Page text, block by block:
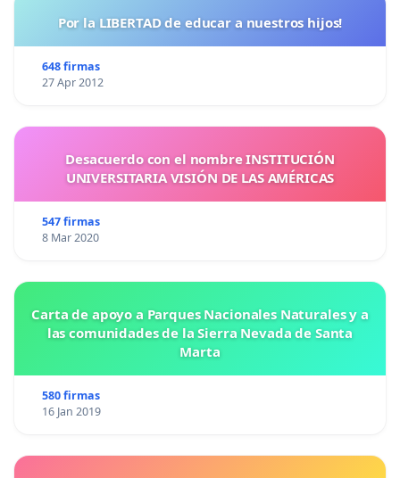
Por la LIBERTAD de educar a nuestros hijos!
648 firmas
27 Apr 2012
Desacuerdo con el nombre INSTITUCIÓN
UNIVERSITARIA VISIÓN DE LAS AMÉRICAS
547 firmas
8 Mar 2020
Carta de apoyo a Parques Nacionales Naturales y a
las comunidades de la Sierra Nevada de Santa
Marta
580 firmas
16 Jan 2019